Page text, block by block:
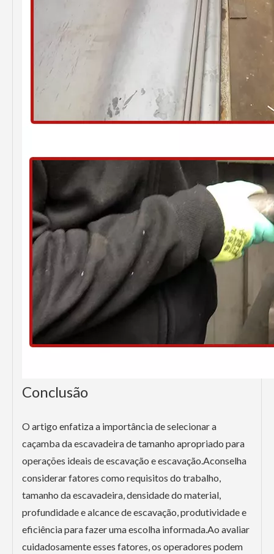
Conclusão
O artigo enfatiza a importância de selecionar a
caçamba da escavadeira de tamanho apropriado para
operações ideais de escavação e escavação.Aconselha
considerar fatores como requisitos do trabalho,
tamanho da escavadeira, densidade do material,
profundidade e alcance de escavação, produtividade e
eficiência para fazer uma escolha informada.Ao avaliar
cuidadosamente esses fatores, os operadores podem